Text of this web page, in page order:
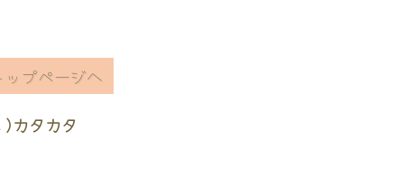
カタカタ
ップページへ